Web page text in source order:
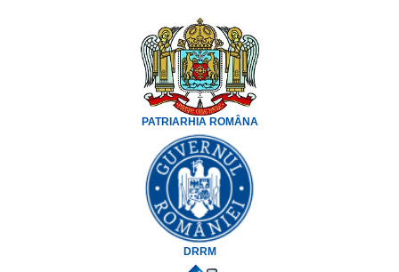
PATRIARHIA ROMÂNA
DRRM